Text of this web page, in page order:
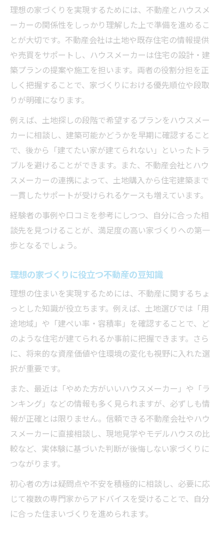
理想の家づくりを実現するためには、不動産とハウスメ
ーカーの関係性をしっかり理解した上で準備を進めるこ
とが大切です。不動産会社は土地や既存住宅の情報提供
や売買をサポートし、ハウスメーカーは住宅の設計・建
築プランの提案や施工を担います。両者の役割分担を正
しく把握することで、家づくりにおける優先順位や段取
りが明確になります。
例えば、土地探しの段階で希望するプランをハウスメー
カーに相談し、建築可能かどうかを早期に確認すること
で、後から「建てたい家が建てられない」といったトラ
ブルを避けることができます。また、不動産会社とハウ
スメーカーの連携によって、土地購入から住宅建築まで
一貫したサポートが受けられるケースも増えています。
経験者の事例や口コミを参考にしつつ、自分に合った相
談先を見つけることが、満足度の高い家づくりへの第一
歩となるでしょう。
理想の家づくりに役立つ不動産の豆知識
理想の住まいを実現するためには、不動産に関するちょ
っとした知識が役立ちます。例えば、土地選びでは「用
途地域」や「建ぺい率・容積率」を確認することで、ど
のような住宅が建てられるか事前に把握できます。さら
に、将来的な資産価値や住環境の変化も視野に入れた選
択が重要です。
また、最近は「やめた方がいいハウスメーカー」や「ラ
ンキング」などの情報も多く見られますが、必ずしも情
報が正確とは限りません。信頼できる不動産会社やハウ
スメーカーに直接相談し、現地見学やモデルハウスの比
較など、実体験に基づいた判断が後悔しない家づくりに
つながります。
初心者の方は疑問点や不安を積極的に相談し、必要に応
じて複数の専門家からアドバイスを受けることで、自分
に合った住まいづくりを進められます。